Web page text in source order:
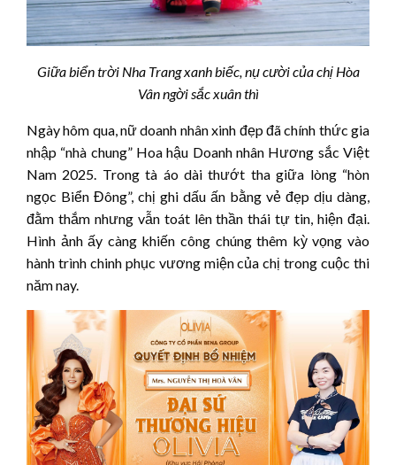
Giữa biển trời Nha Trang xanh biếc, nụ cười của chị Hòa
Vân ngời sắc xuân thì
Ngày hôm qua, nữ doanh nhân xinh đẹp đã chính thức gia
nhập “nhà chung” Hoa hậu Doanh nhân Hương sắc Việt
Nam 2025. Trong tà áo dài thướt tha giữa lòng “hòn
ngọc Biển Đông”, chị ghi dấu ấn bằng vẻ đẹp dịu dàng,
đằm thắm nhưng vẫn toát lên thần thái tự tin, hiện đại.
Hình ảnh ấy càng khiến công chúng thêm kỳ vọng vào
hành trình chinh phục vương miện của chị trong cuộc thi
năm nay.